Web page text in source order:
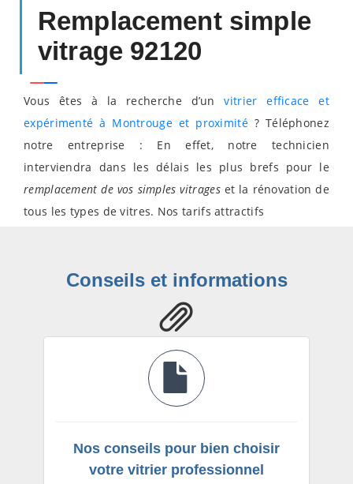
Remplacement simple
vitrage 92120
Vous êtes à la recherche d’unvitrier efficace et
expérimenté à Montrouge et proximité ? Téléphonez
notre entreprise : En effet, notre technicien
interviendra dans les délais les plus brefs pour le
remplacement de vos simples vitrageset la rénovation de
tous les types de vitres. Nos tarifs attractifs
Conseils et informations
Nos conseils pour bien choisir
votre vitrier professionnel